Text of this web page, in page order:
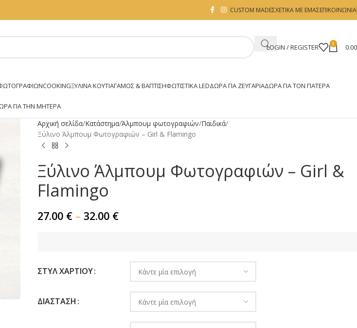
CUSTOM MADEΣΧΕΤΙΚΑ ΜΕ ΕΜΑΣΕΠΙΚΟΙΝΩΝΙΑ
LOGIN / REGISTER 0
COOKINGΞΥΛΙΝΑ ΚΟΥΤΙΑΓΑΜΟΣ & ΒΑΠΤΙΣΗΦΩΤΙΣΤΙΚΆ LEDΔΏΡΑ ΓΙΑ ΖΕΥΓΆΡΙΑΔΏΡΑ ΓΙΑ ΤΟΝ ΠΑΤΈΡΑ
ΓΙΑ ΤΗΝ ΜΗΤΈΡΑ
Αρχική σελίδα Κατάστημα Άλμπουμ φωτογραφιών Παιδικά
Ξύλινο Άλμπουμ Φωτογραφιών – Girl & Flamingo
Ξύλινο Άλμπουμ Φωτογραφιών – Girl &
Flamingo
27.00 € – 32.00 €
ΣΤΥΛ ΧΑΡΤΙΟΎ
ΔΙΆΣΤΑΣΗ